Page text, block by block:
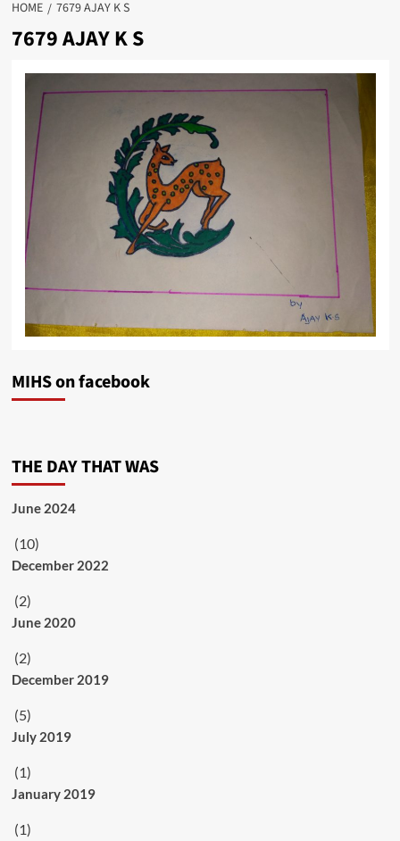
HOME 7679 AJAY K S
7679 AJAY K S
MIHS on facebook
THE DAY THAT WAS
June 2024
(10)
December 2022
(2)
June 2020
(2)
December 2019
(5)
July 2019
(1)
January 2019
(1)